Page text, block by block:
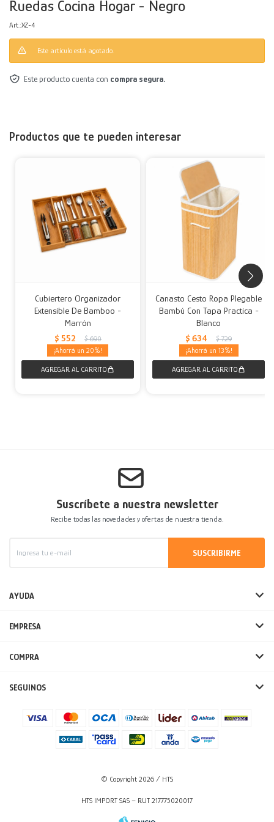
Ruedas Cocina Hogar - Negro
XZ-4
Este artículo está agotado.
Este producto cuenta con compra segura.
Productos que te pueden interesar
Cubiertero Organizador
Extensible De Bamboo -
Marrón
$ 552 $ 690
20
Canasto Cesto Ropa Plegable
Bambú Con Tapa Practica -
Blanco
$ 634 $ 729
13
Suscríbete a nuestra newsletter
Recibe todas las novedades y ofertas de nuestra tienda.
SUSCRIBIRME
AYUDA
EMPRESA
COMPRA
SEGUINOS
© Copyright 2026 / HTS
HTS IMPORT SAS – RUT 217775020017
Mesas
Calefactores
Acolchados y Frazadas
Fundas
Decoración
Accesorios para el hogar
Herramientas
Accesorios
Muebles Infantiles